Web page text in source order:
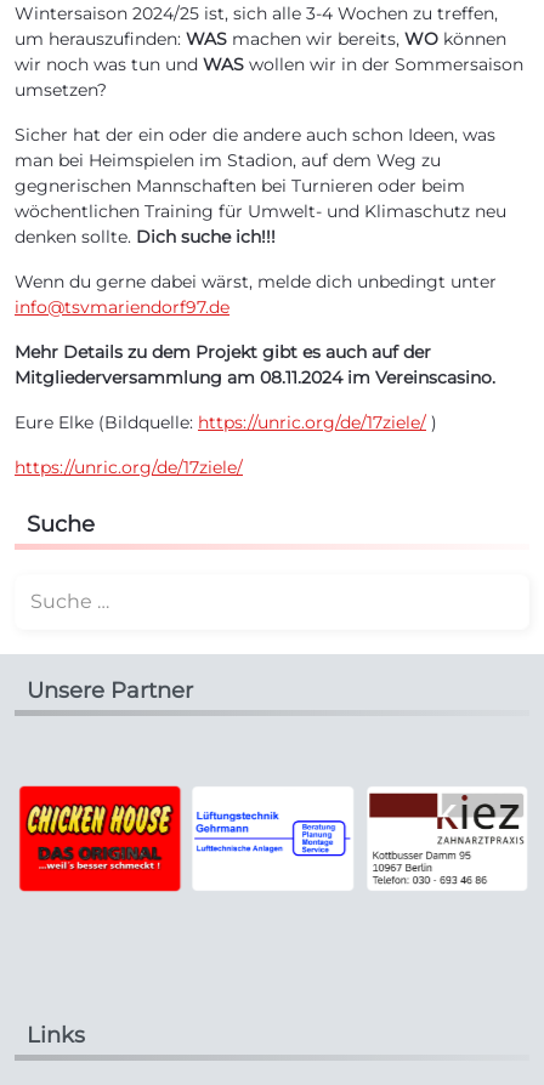
Wintersaison 2024/25 ist, sich alle 3-4 Wochen zu treffen,
um herauszufinden: WAS machen wir bereits, WO können
wir noch was tun und WAS wollen wir in der Sommersaison
umsetzen?
Sicher hat der ein oder die andere auch schon Ideen, was
man bei Heimspielen im Stadion, auf dem Weg zu
gegnerischen Mannschaften bei Turnieren oder beim
wöchentlichen Training für Umwelt- und Klimaschutz neu
denken sollte. Dich suche ich!!!
Wenn du gerne dabei wärst, melde dich unbedingt unter
info@tsvmariendorf97.de
Mehr Details zu dem Projekt gibt es auch auf der
Mitgliederversammlung am 08.11.2024 im Vereinscasino.
Eure Elke (Bildquelle: https://unric.org/de/17ziele/ )
https://unric.org/de/17ziele/
Suche
Unsere Partner
Links